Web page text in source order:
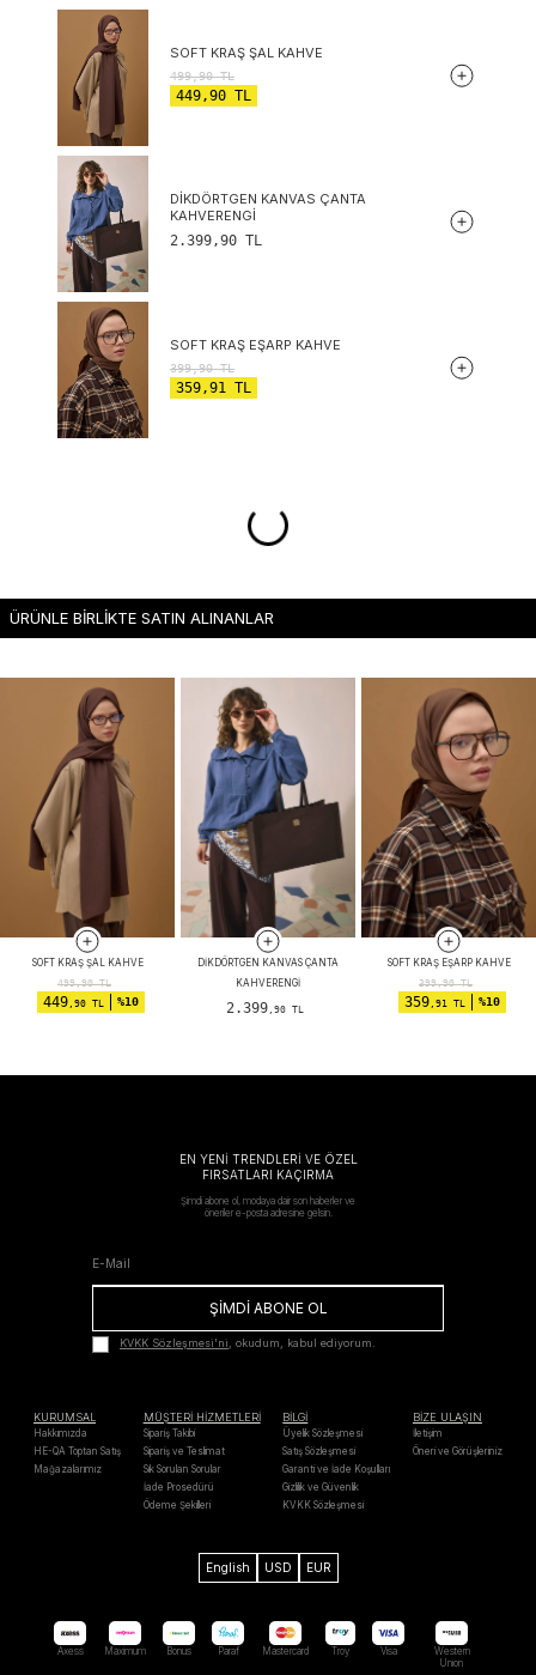
SOFT KRAŞ ŞAL KAHVE
499,90TL
449,90 TL
DIKDÖRTGEN KANVAS ÇANTA
KAHVERENGI
2.399,90 TL
SOFT KRAŞ EŞARP KAHVE
399,90TL
359,91 TL
ÜRÜNLE BİRLİKTE SATIN ALINANLAR
SOFT KRAŞ ŞAL KAHVE
499,90TL
449,90 TL %10
DIKDÖRTGEN KANVAS ÇANTA
KAHVERENGI
2.399 ,90 TL
SOFT KRAŞ EŞARP KAHVE
399,90TL
359,91 TL %10
EN YENİ TRENDLERİ VE ÖZEL
FIRSATLARI KAÇIRMA
Şimdi abone ol, modaya dair son haberler ve
öneriler e-posta adresine gelsin.
ŞİMDİ ABONE OL
KVKK Sözleşmesi'ni, okudum, kabul ediyorum.
KURUMSAL
Hakkımızda
HE-QA Toptan Satış
Mağazalarımız
MÜŞTERİ HİZMETLERİ
Sipariş Takibi
Sipariş ve Teslimat
Sık Sorulan Sorular
İade Prosedürü
Ödeme Şekilleri
BİLGİ
Üyelik Sözleşmesi
Satış Sözleşmesi
Garanti ve İade Koşulları
Gizlilik ve Güvenlik
KVKK Sözleşmesi
BİZE ULAŞIN
İletişim
Öneri ve Görüşleriniz
English USD EUR
Axess Maximum Bonus Paraf Mastercard Troy Visa
Western
Unıon